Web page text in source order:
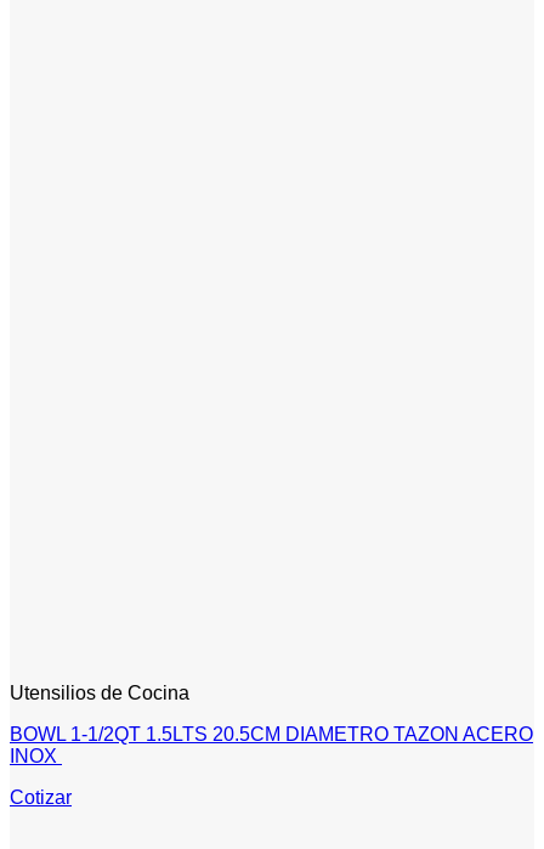
Utensilios de Cocina
BOWL 1-1/2QT 1.5LTS 20.5CM DIAMETRO TAZON ACERO
INOX
Cotizar